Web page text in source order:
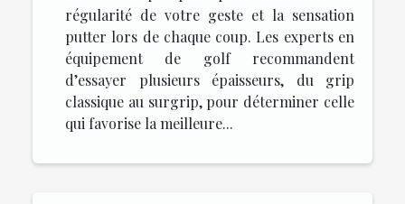
régularité de votre geste et la sensation
putter lors de chaque coup. Les experts en
équipement de golf recommandent
d’essayer plusieurs épaisseurs, du grip
classique au surgrip, pour déterminer celle
qui favorise la meilleure...